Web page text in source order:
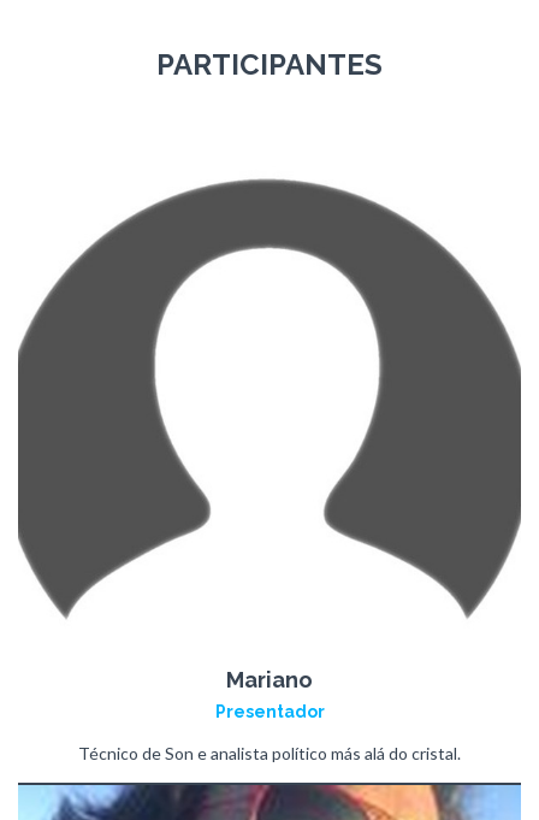
PARTICIPANTES
Mariano
Presentador
Técnico de Son e analista político más alá do cristal.